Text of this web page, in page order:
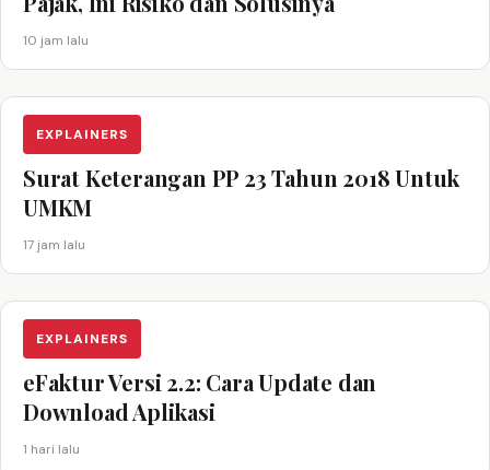
10 jam lalu
EXPLAINERS
Surat Keterangan PP 23 Tahun 2018 Untuk
UMKM
17 jam lalu
EXPLAINERS
eFaktur Versi 2.2: Cara Update dan
Download Aplikasi
1 hari lalu